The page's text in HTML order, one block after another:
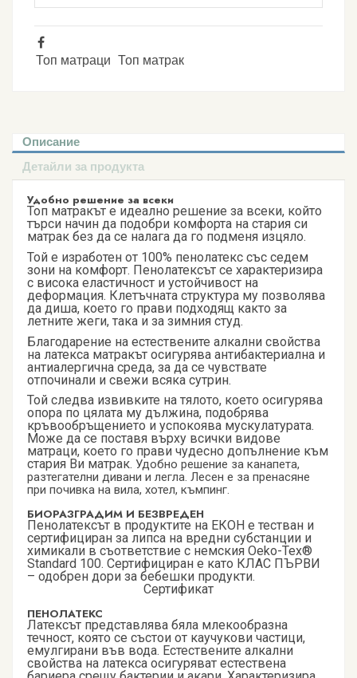
Топ матраци Топ матрак
Описание
Детайли за продукта
Удобно решение за всеки
Топ матракът е идеално решение за всеки, който
търси начин да подобри комфорта на стария си
матрак без да се налага да го подменя изцяло.
Той е изработен от 100% пенолатекс със седем
зони на комфорт. Пенолатексът се характеризира
с висока еластичност и устойчивост на
деформация. Клетъчната структура му позволява
да диша, което го прави подходящ както за
летните жеги, така и за зимния студ.
Благодарение на естествените алкални свойства
на латекса матракът осигурява антибактериална и
антиалергична среда, за да се чувствате
отпочинали и свежи всяка сутрин.
Той следва извивките на тялото, което осигурява
опора по цялата му дължина, подобрява
кръвообръщението и успокоява мускулатурата.
Може да се поставя върху всички видове
матраци, което го прави чудесно допълнение към
стария Ви матрак. Удобно решение за канапета,
разтегателни дивани и легла. Лесен е за пренасяне
при почивка на вила, хотел, къмпинг.
БИОРАЗГРАДИМ И БЕЗВРЕДЕН
Пенолатексът в продуктите на ЕКОН е тестван и
сертифициран за липса на вредни субстанции и
химикали в съответствие с немския Oeko-Tex®
Standard 100. Сертифициран е като КЛАС ПЪРВИ
– одобрен дори за бебешки продукти.
Сертификат
ПЕНОЛАТЕКС
Латексът представлява бяла млекообразна
течност, която се състои от каучукови частици,
емулгирани във вода. Естествените алкални
свойства на латекса осигуряват естествена